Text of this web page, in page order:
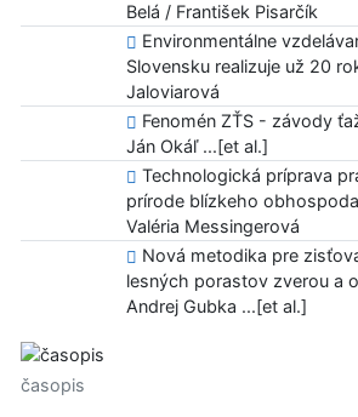
Belá / František Pisarčík
Environmentálne
Slovensku realizuje už 20
Jaloviarová
Fenomén ZŤS - závody
Ján Okáľ ...[et al.]
Technologická príprava
prírode blízkeho
Valéria Messingerová
Nová metodika pre
lesných porastov zverou a
Andrej Gubka ...[et al.]
časopis